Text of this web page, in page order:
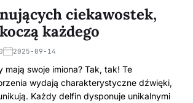
ciekawostek,
każdego
2025-09-14
mają swoje imiona? Tak, tak! Te
wydają charakterystyczne dźwięki,
Każdy delfin dysponuje unikalnymi